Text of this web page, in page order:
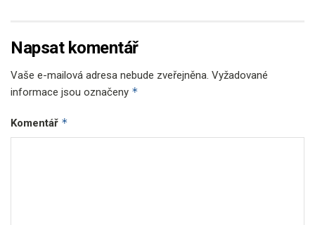
Napsat komentář
Vaše e-mailová adresa nebude zveřejněna. Vyžadované
informace jsou označeny *
Komentář *